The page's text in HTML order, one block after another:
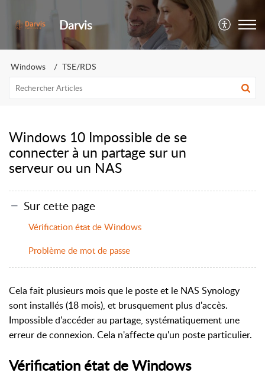
Darvis
Windows TSE/RDS
Windows 10 Impossible de se
connecter à un partage sur un
serveur ou un NAS
Sur cette page
Vérification état de Windows
Problème de mot de passe
Cela fait plusieurs mois que le poste et le NAS Synology
sont installés (18 mois), et brusquement plus d'accès.
Impossible d'accéder au partage, systématiquement une
erreur de connexion. Cela n'affecte qu'un poste particulier.
Vérification état de Windows